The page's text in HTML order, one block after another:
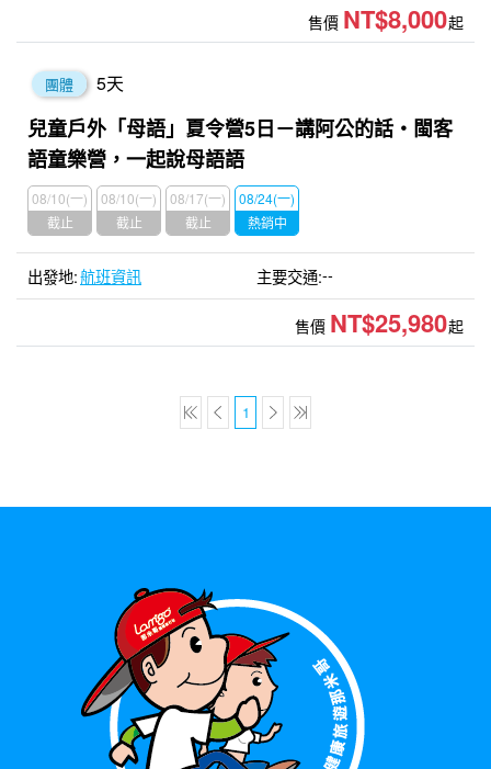
售價 NT$8,000起
團體 5天
兒童戶外「母語」夏令營5日－講阿公的話・閩客
語童樂營，一起說母語語
08/10(一)
截止
08/10(一)
截止
08/17(一)
截止
08/24(一)
熱銷中
航班資訊 --
售價 NT$25,980起
1